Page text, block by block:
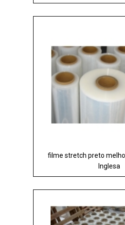
filme stretch preto
Inglesa